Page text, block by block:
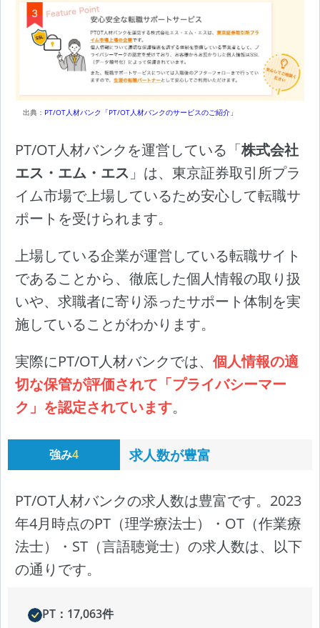
出典： PT/OT人材バンク「PT/OT人材バンクのサービスのご紹介」
PT/OT人材バンクを運営している「株式会社
エス・エム・エス 」は、東京証券取引所プラ
イム市場で上場しているため安心して転職サ
ポートを受けられます。
上場している企業が運営している転職サイト
であることから、徹底した個人情報の取り扱
いや、求職者に寄り添ったサポート体制を実
施していることがわかります。
実際にPT/OT人材バンクでは、 個人情報の適
切な保管が評価されて「プライバシーマー
ク」を認定されています。
強み4 求人数が豊富
PT/OT人材バンクの求人数は豊富です。2023
年4月時点のPT（理学療法士）・OT（作業療
法士）・ST（言語聴覚士）の求人数は、以下
の通りです。
PT：17,063件